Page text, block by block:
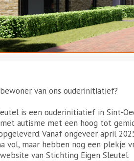
van ons ouderinitiatief?
is een ouderinitiatief in Sint-
autisme met een hoog tot
Vanaf ongeveer april
vol, maar hebben nog een plekje
van Stichting Eigen Sleutel.